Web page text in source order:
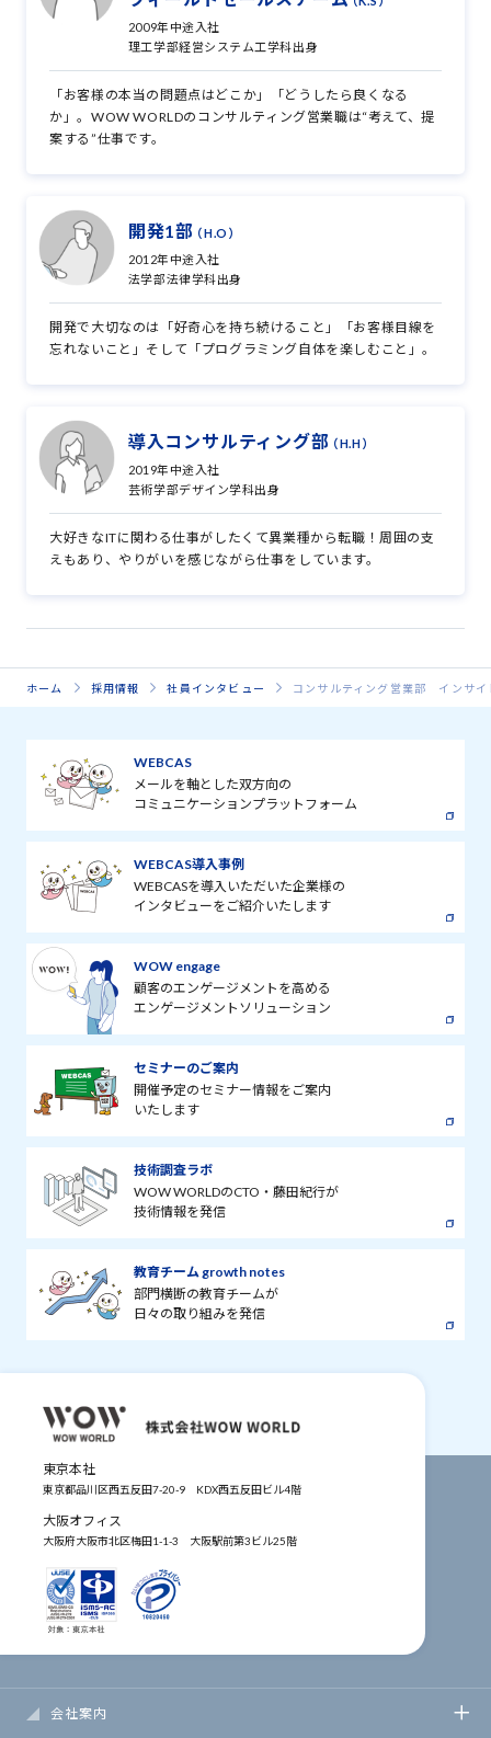
2009年中途入社
理工学部経営システム工学科出身
「お客様の本当の問題点はどこか」「どうしたら良くなる
か」。WOW WORLDのコンサルティング営業職は“考えて、提
案する”仕事です。
開発1部（H.O）
2012年中途入社
法学部法律学科出身
開発で大切なのは「好奇心を持ち続けること」「お客様目線を
忘れないこと」そして「プログラミング自体を楽しむこと」。
導入コンサルティング部（H.H）
2019年中途入社
芸術学部デザイン学科出身
大好きなITに関わる仕事がしたくて異業種から転職！周囲の支
えもあり、やりがいを感じながら仕事をしています。
ホーム 採用情報 社員インタビュー コンサルティング営業部 インサイ
WEBCAS
メールを軸とした双方向の
コミュニケーションプラットフォーム
WEBCAS導入事例
WEBCASを導入いただいた企業様の
インタビューをご紹介いたします
WOW engage
顧客のエンゲージメントを高める
エンゲージメントソリューション
セミナーのご案内
開催予定のセミナー情報をご案内
いたします
技術調査ラボ
WOW WORLDのCTO・藤田紀行が
技術情報を発信
教育チーム growth notes
部門横断の教育チームが
日々の取り組みを発信
東京本社
東京都品川区西五反田7-20-9 KDX西五反田ビル4階
大阪オフィス
大阪府大阪市北区梅田1-1-3 大阪駅前第3ビル25階
会社案内